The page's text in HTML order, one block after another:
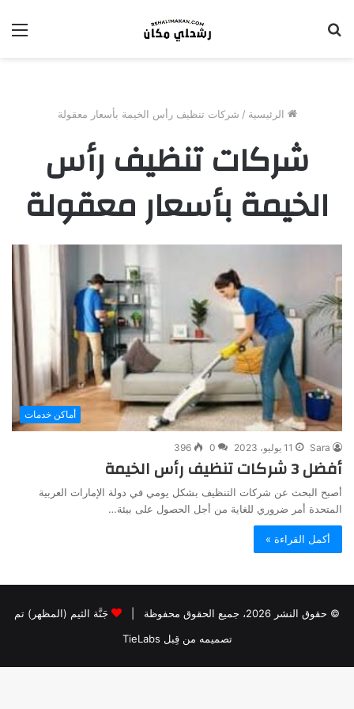
الرئيسية / شركات تنظيف رأس الخيمة بأسعار معقولة
شركات تنظيف رأس
الخيمة بأسعار معقولة
أماكن خدمات
Sara 11 يوليو، 2023 0
396
أفضل 3 شركات تنظيف رأس الخيمة
أصبح البحث عن شركات التنظيف بشكل يومي في دولة الإمارات العربية
المتحدة أمر ضروري للغاية من أجل الحصول على بيئة…
أكمل القراءة »
© حقوق النشر 2026، جميع الحقوق محفوظة |
جَنَّة الثيم (المظهر) تم
تصميمه من قِبل TieLabs